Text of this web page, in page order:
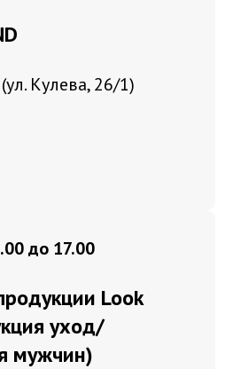
Кулева, 26/1)
до 17.00
Look
уход/
мужчин)